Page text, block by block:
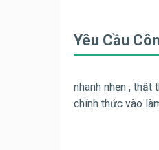
Yêu Cầu
nhanh nhẹn ,
chính thức vào